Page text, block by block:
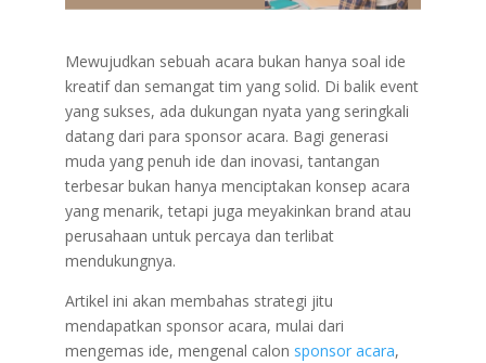
Mewujudkan sebuah acara bukan hanya soal ide
kreatif dan semangat tim yang solid. Di balik event
yang sukses, ada dukungan nyata yang seringkali
datang dari para sponsor acara. Bagi generasi
muda yang penuh ide dan inovasi, tantangan
terbesar bukan hanya menciptakan konsep acara
yang menarik, tetapi juga meyakinkan brand atau
perusahaan untuk percaya dan terlibat
mendukungnya.
Artikel ini akan membahas strategi jitu
mendapatkan sponsor acara, mulai dari
mengemas ide, mengenal calon sponsor acara,